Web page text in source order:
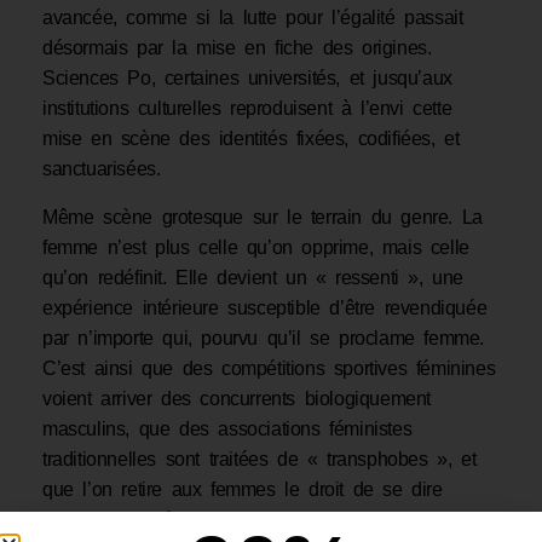
avancée, comme si la lutte pour l’égalité passait
désormais par la mise en fiche des origines.
Sciences Po, certaines universités, et jusqu’aux
institutions culturelles reproduisent à l’envi cette
mise en scène des identités fixées, codifiées, et
sanctuarisées.
Même scène grotesque sur le terrain du genre. La
femme n’est plus celle qu’on opprime, mais celle
qu’on redéfinit. Elle devient un « ressenti », une
expérience intérieure susceptible d’être revendiquée
par n’importe qui, pourvu qu’il se proclame femme.
C’est ainsi que des compétitions sportives féminines
voient arriver des concurrents biologiquement
masculins, que des associations féministes
traditionnelles sont traitées de « transphobes », et
que l’on retire aux femmes le droit de se dire